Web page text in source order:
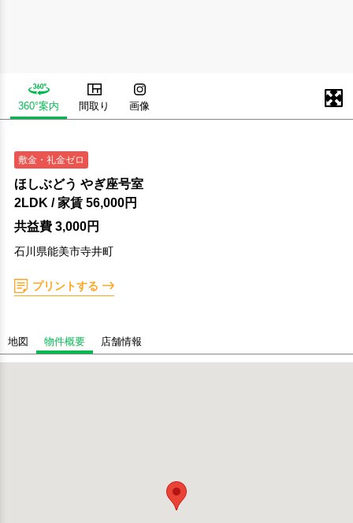
360°案内 間取り 画像
敷金・礼金ゼロ
ほしぶどう やぎ座号室
2LDK / 家賃 56,000円
共益費 3,000円
石川県能美市寺井町
プリントする
地図 物件概要 店舗情報